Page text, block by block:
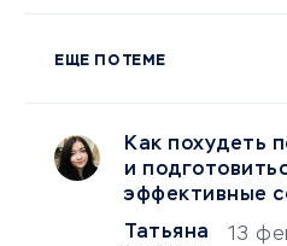
ЕЩЕ ПО ТЕМЕ
Как похудеть
и
эффективные
Татьяна
13